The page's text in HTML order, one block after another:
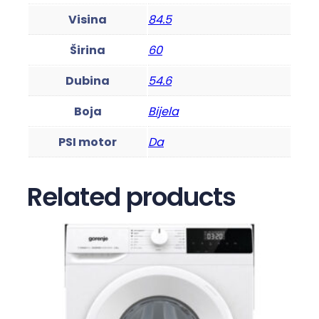
2
B
k
Visina
84.5
Širina
60
Dubina
54.6
Boja
Bijela
PSI motor
Da
Related products